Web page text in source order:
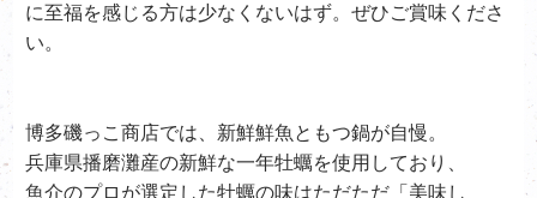
に至福を感じる方は少なくないはず。ぜひご賞味くださ
い。
博多磯っこ商店では、新鮮鮮魚ともつ鍋が自慢。
兵庫県播磨灘産の新鮮な一年牡蠣を使用しており、
魚介のプロが選定した牡蠣の味はただただ「美味し